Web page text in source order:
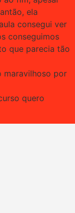
ela
consegui ver
conseguimos
que parecia tão
maravilhoso por
quero